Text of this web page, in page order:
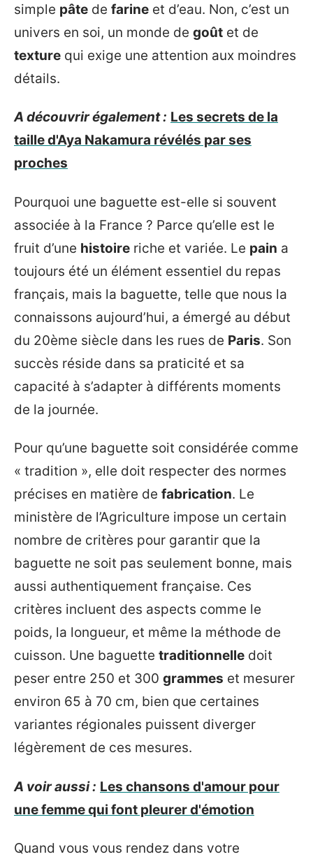
simple pâte de farine et d’eau. Non, c’est un
univers en soi, un monde de goût et de
texture qui exige une attention aux moindres
détails.
A découvrir également : Les secrets de la
taille d'Aya Nakamura révélés par ses
proches
Pourquoi une baguette est-elle si souvent
associée à la France ? Parce qu’elle est le
fruit d’une histoire riche et variée. Le pain a
toujours été un élément essentiel du repas
français, mais la baguette, telle que nous la
connaissons aujourd’hui, a émergé au début
du 20ème siècle dans les rues de Paris. Son
succès réside dans sa praticité et sa
capacité à s’adapter à différents moments
de la journée.
Pour qu’une baguette soit considérée comme
« tradition », elle doit respecter des normes
précises en matière de fabrication. Le
ministère de l’Agriculture impose un certain
nombre de critères pour garantir que la
baguette ne soit pas seulement bonne, mais
aussi authentiquement française. Ces
critères incluent des aspects comme le
poids, la longueur, et même la méthode de
cuisson. Une baguette traditionnelle doit
peser entre 250 et 300 grammes et mesurer
environ 65 à 70 cm, bien que certaines
variantes régionales puissent diverger
légèrement de ces mesures.
A voir aussi : Les chansons d'amour pour
une femme qui font pleurer d'émotion
Quand vous vous rendez dans votre